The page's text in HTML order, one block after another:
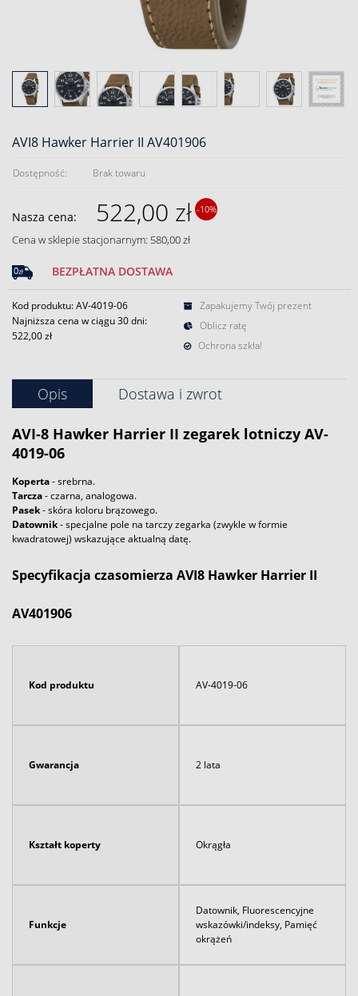
AVI8 Hawker Harrier II AV401906
Dostępność: Brak towaru
Nasza cena: 522,00 zł -10%
Cena w sklepie stacjonarnym: 580,00 zł
BEZPŁATNA DOSTAWA
Kod produktu: AV-4019-06
Najniższa cena w ciągu 30 dni:
522,00 zł
Zapakujemy Twój prezent
Oblicz ratę
Ochrona szkła!
Opis Dostawa i zwrot
AVI-8 Hawker Harrier II zegarek lotniczy AV-
4019-06
Koperta- srebrna.
Tarcza- czarna, analogowa.
Pasek- skóra koloru brązowego.
Datownik- specjalne pole na tarczy zegarka (zwykle w formie
kwadratowej) wskazujące aktualną datę.
Specyfikacja czasomierza AVI8 Hawker Harrier II
AV401906
Kod produktu AV-4019-06
Gwarancja 2 lata
Kształt koperty Okrągła
Funkcje
Datownik, Fluorescencyjne
wskazówki/indeksy, Pamięć
okrążeń